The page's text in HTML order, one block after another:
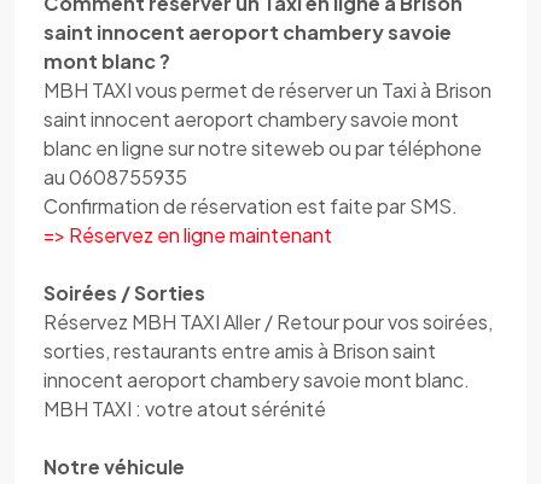
saint innocent aeroport chambery savoie
mont blanc ?
MBH TAXI vous permet de réserver un Taxi à Brison
saint innocent aeroport chambery savoie mont
blanc en ligne sur notre siteweb ou par téléphone
au 0608755935
Confirmation de réservation est faite par SMS.
=> Réservez en ligne maintenant
Soirées / Sorties
Réservez MBH TAXI Aller / Retour pour vos soirées,
sorties, restaurants entre amis à Brison saint
innocent aeroport chambery savoie mont blanc.
MBH TAXI : votre atout sérénité
Notre véhicule